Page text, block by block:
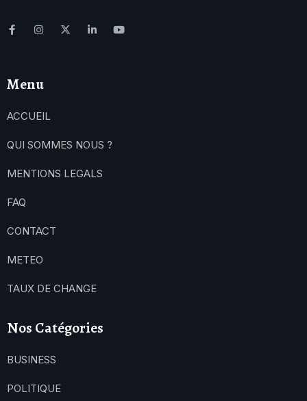
Menu
ACCUEIL
QUI SOMMES NOUS ?
MENTIONS LEGALS
FAQ
CONTACT
METEO
TAUX DE CHANGE
Nos Catégories
BUSINESS
POLITIQUE